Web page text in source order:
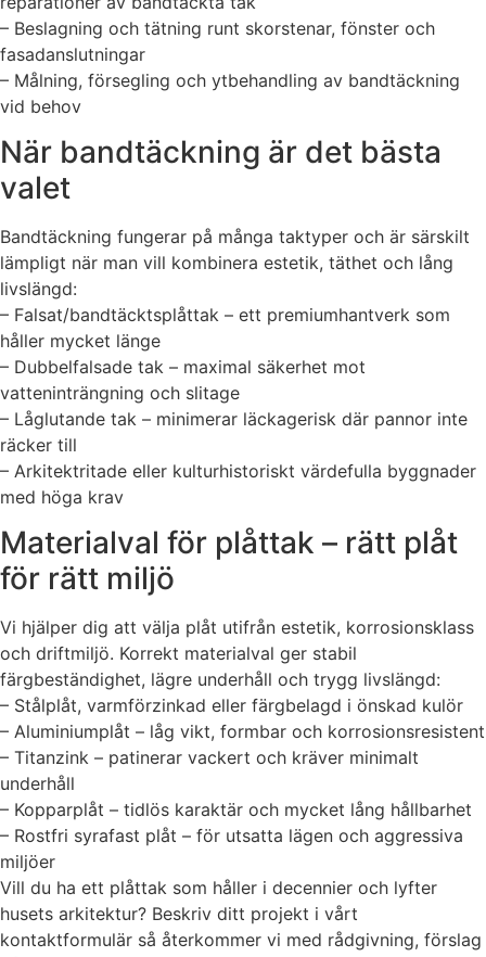
– Beslagning och tätning runt skorstenar, fönster och
fasadanslutningar
– Målning, försegling och ytbehandling av bandtäckning
vid behov
När bandtäckning är det bästa
valet
Bandtäckning fungerar på många taktyper och är särskilt
lämpligt när man vill kombinera estetik, täthet och lång
livslängd:
– Falsat/bandtäcktsplåttak – ett premiumhantverk som
håller mycket länge
– Dubbelfalsade tak – maximal säkerhet mot
vatteninträngning och slitage
– Låglutande tak – minimerar läckagerisk där pannor inte
räcker till
– Arkitektritade eller kulturhistoriskt värdefulla byggnader
med höga krav
Materialval för plåttak – rätt plåt
för rätt miljö
Vi hjälper dig att välja plåt utifrån estetik, korrosionsklass
och driftmiljö. Korrekt materialval ger stabil
färgbeständighet, lägre underhåll och trygg livslängd:
– Stålplåt, varmförzinkad eller färgbelagd i önskad kulör
– Aluminiumplåt – låg vikt, formbar och korrosionsresistent
– Titanzink – patinerar vackert och kräver minimalt
underhåll
– Kopparplåt – tidlös karaktär och mycket lång hållbarhet
– Rostfri syrafast plåt – för utsatta lägen och aggressiva
miljöer
Vill du ha ett plåttak som håller i decennier och lyfter
husets arkitektur? Beskriv ditt projekt i vårt
kontaktformulär så återkommer vi med rådgivning, förslag